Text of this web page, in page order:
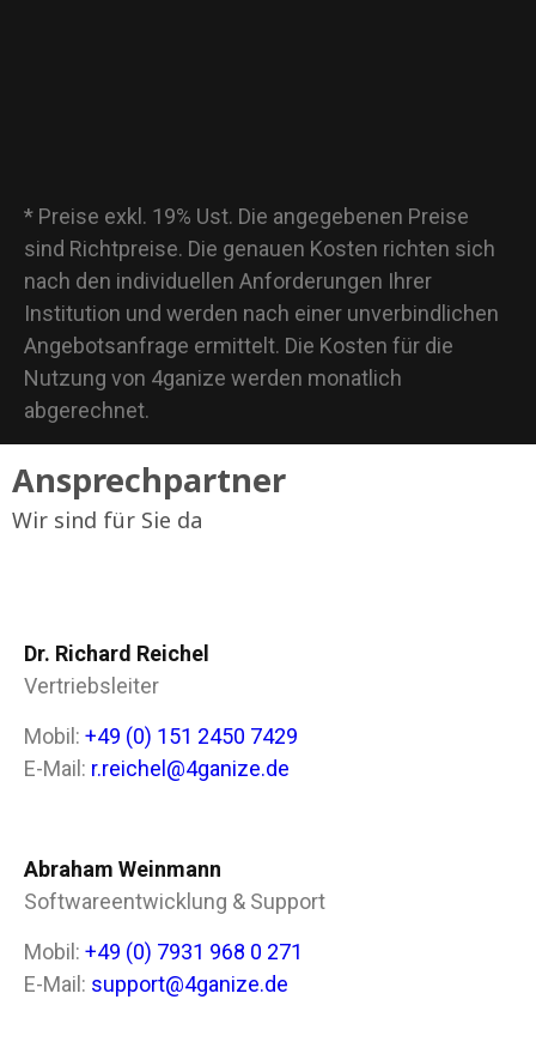
* Preise exkl. 19% Ust. Die angegebenen Preise
sind Richtpreise. Die genauen Kosten richten sich
nach den individuellen Anforderungen Ihrer
Institution und werden nach einer unverbindlichen
Angebotsanfrage ermittelt. Die Kosten für die
Nutzung von 4ganize werden monatlich
abgerechnet.
Ansprechpartner
Wir sind für Sie da
Dr. Richard Reichel
Vertriebsleiter
Mobil: +49 (0) 151 2450 7429
E-Mail: r.reichel@4ganize.de
Abraham Weinmann
Softwareentwicklung & Support
Mobil: +49 (0) 7931 968 0 271
E-Mail: support@4ganize.de